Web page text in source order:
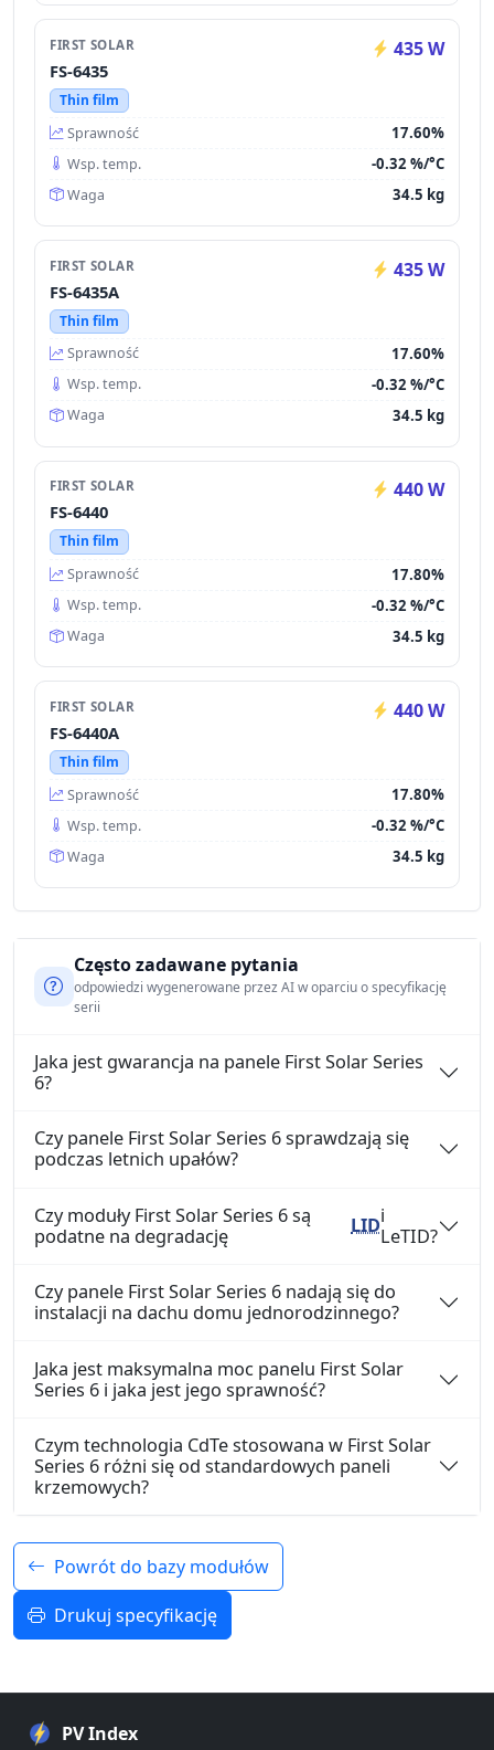
FIRST SOLAR 435 W
FS-6435
Thin film
Sprawność
17.60%
Wsp. temp. -0.32 %/°C
Waga 34.5 kg
FIRST SOLAR 435 W
FS-6435A
Thin film
Sprawność
17.60%
Wsp. temp. -0.32 %/°C
Waga 34.5 kg
FIRST SOLAR 440 W
FS-6440
Thin film
Sprawność
17.80%
Wsp. temp. -0.32 %/°C
Waga 34.5 kg
FIRST SOLAR 440 W
FS-6440A
Thin film
Sprawność
17.80%
Wsp. temp. -0.32 %/°C
Waga 34.5 kg
Często zadawane pytania
odpowiedzi wygenerowane przez AI w oparciu o specyfikację
serii
Jaka jest gwarancja na panele First Solar Series
6?
Czy panele First Solar Series 6 sprawdzają się
podczas letnich upałów?
Czy moduły First Solar Series 6 są
podatne na degradację
LIDi
LeTID?
Czy panele First Solar Series 6 nadają się do
instalacji na dachu domu jednorodzinnego?
Jaka jest maksymalna moc panelu First Solar
Series 6 i jaka jest jego sprawność?
Czym technologia CdTe stosowana w First Solar
Series 6 różni się od standardowych paneli
krzemowych?
Powrót do bazy modułów
Drukuj specyfikację
PV Index